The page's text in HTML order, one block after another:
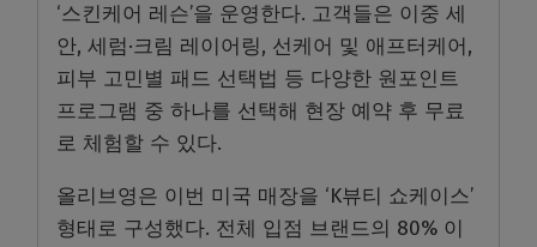
‘스킨케어 레슨’을 운영한다. 고객들은 이중 세
안, 세럼·크림 레이어링, 선케어 및 애프터케어,
피부 고민별 패드 선택법 등 다양한 원포인트
프로그램 중 하나를 선택해 현장 예약 후 무료
로 체험할 수 있다.
올리브영은 이번 미국 매장을 ‘K뷰티 쇼케이스’
형태로 구성했다. 전체 입점 브랜드의 80% 이